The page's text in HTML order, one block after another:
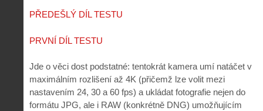
PŘEDEŠLÝ DÍL TESTU
PRVNÍ DÍL TESTU
Jde o věci dost podstatné: tentokrát kamera umí natáčet v
maximálním rozlišení až 4K (přičemž lze volit mezi
nastavením 24, 30 a 60 fps) a ukládat fotografie nejen do
formátu JPG, ale i RAW (konkrétně DNG) umožňujícím